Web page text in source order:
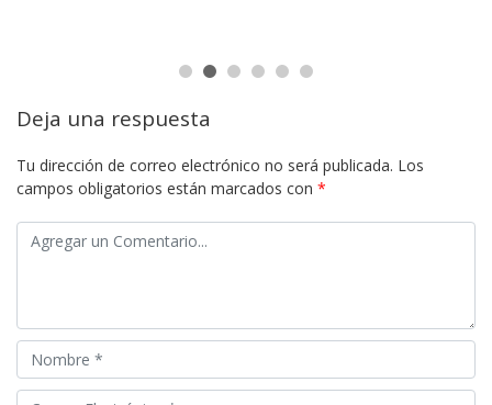
Deja una respuesta
Tu dirección de correo electrónico no será publicada. Los
campos obligatorios están marcados con *